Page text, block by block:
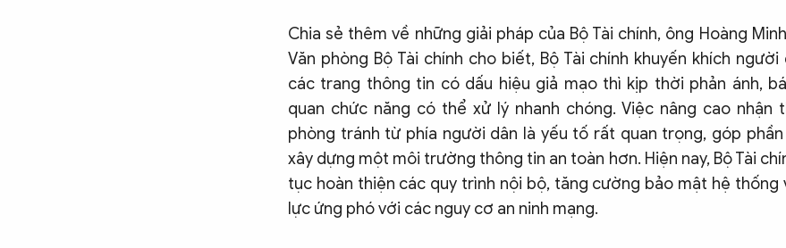
Chia sẻ thêm về những giải pháp của Bộ Tài chính, ông Hoàng
Văn phòng Bộ Tài chính cho biết, Bộ Tài chính khuyến khích
các trang thông tin có dấu hiệu giả mạo thì kịp thời phản ánh,
quan chức năng có thể xử lý nhanh chóng. Việc nâng cao nhận
phòng tránh từ phía người dân là yếu tố rất quan trọng, góp
xây dựng một môi trường thông tin an toàn hơn. Hiện nay, Bộ Tài
tục hoàn thiện các quy trình nội bộ, tăng cường bảo mật hệ thống
lực ứng phó với các nguy cơ an ninh mạng.